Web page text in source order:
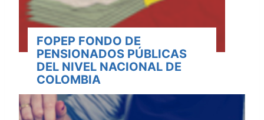
FOPEP FONDO DE
PENSIONADOS PÚBLICAS
DEL NIVEL NACIONAL DE
COLOMBIA